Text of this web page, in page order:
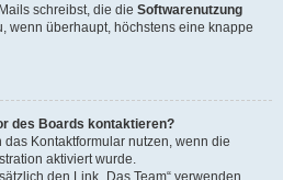
schreibst, die die Softwarenutzung
wenn überhaupt, höchstens eine knappe
des Boards kontaktieren?
Kontaktformular nutzen, wenn die
aktiviert wurde.
den Link „Das Team“ verwenden.